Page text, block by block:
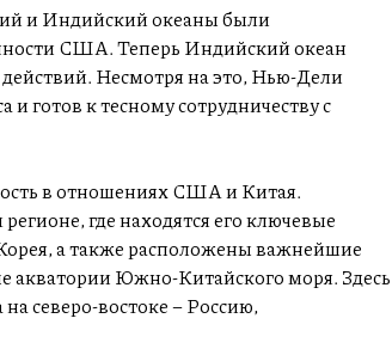
и Индийский океаны были
США. Теперь Индийский океан
Несмотря на это, Нью-Дели
готов к тесному сотрудничеству с
в отношениях США и Китая.
где находятся его ключевые
а также расположены важнейшие
акватории Южно-Китайского моря. Здесь
северо-востоке – Россию,